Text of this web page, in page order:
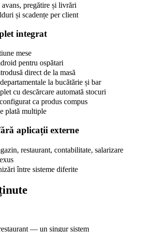
pregătire și livrări
și scadențe per client
integrat
mese
pentru ospătari
direct de la masă
la bucătărie și bar
cu descărcare automată stocuri
ca produs compus
plată multiple
aplicații externe
restaurant, contabilitate, salarizare
între sisteme diferite
— un singur sistem